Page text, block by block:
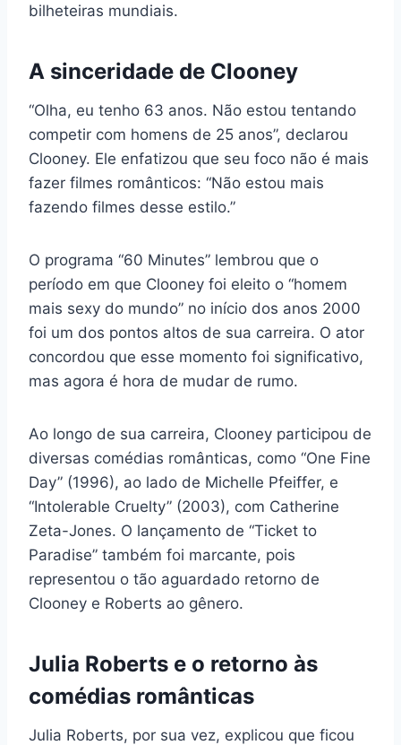
bilheteiras mundiais.
A sinceridade de Clooney
“Olha, eu tenho 63 anos. Não estou tentando
competir com homens de 25 anos”, declarou
Clooney. Ele enfatizou que seu foco não é mais
fazer filmes românticos: “Não estou mais
fazendo filmes desse estilo.”
O programa “60 Minutes” lembrou que o
período em que Clooney foi eleito o “homem
mais sexy do mundo” no início dos anos 2000
foi um dos pontos altos de sua carreira. O ator
concordou que esse momento foi significativo,
mas agora é hora de mudar de rumo.
Ao longo de sua carreira, Clooney participou de
diversas comédias românticas, como “One Fine
Day” (1996), ao lado de Michelle Pfeiffer, e
“Intolerable Cruelty” (2003), com Catherine
Zeta-Jones. O lançamento de “Ticket to
Paradise” também foi marcante, pois
representou o tão aguardado retorno de
Clooney e Roberts ao gênero.
Julia Roberts e o retorno às
comédias românticas
Julia Roberts, por sua vez, explicou que ficou